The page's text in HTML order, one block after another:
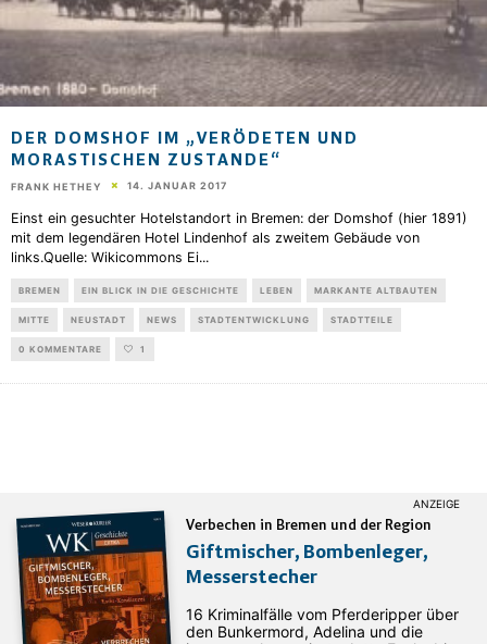
DER DOMSHOF IM „VERÖDETEN UND
MORASTISCHEN ZUSTANDE“
FRANK HETHEY 14. JANUAR 2017
Einst ein gesuchter Hotelstandort in Bremen: der Domshof (hier 1891)
mit dem legendären Hotel Lindenhof als zweitem Gebäude von
links.Quelle: Wikicommons Ei...
BREMEN EIN BLICK IN DIE GESCHICHTE LEBEN MARKANTE ALTBAUTEN
MITTE NEUSTADT NEWS STADTENTWICKLUNG STADTTEILE
0 KOMMENTARE 1
Verbechen in Bremen und der Region
Giftmischer, Bombenleger,
Messerstecher
16 Kriminalfälle vom Pferderipper über
den Bunkermord, Adelina und die